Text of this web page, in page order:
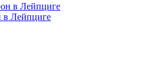
в Лейпциге